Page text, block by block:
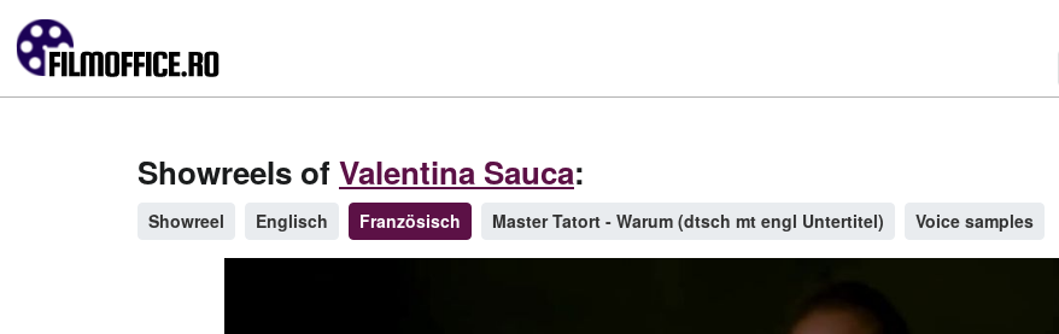
Showreels ofValentina Sauca:
Showreel Englisch Französisch Master Tatort - Warum (dtsch mt engl Untertitel) Voice samples